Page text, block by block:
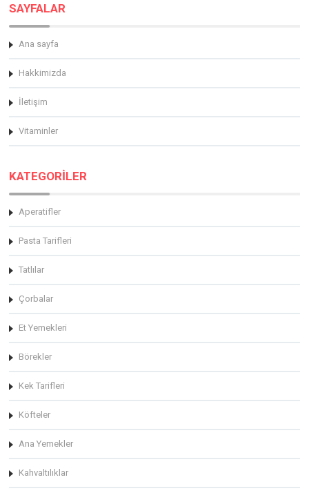
SAYFALAR
Ana sayfa
Hakkimizda
İletişim
Vitaminler
KATEGORİLER
Aperatifler
Pasta Tarifleri
Tatlılar
Çorbalar
Et Yemekleri
Börekler
Kek Tarifleri
Köfteler
Ana Yemekler
Kahvaltılıklar